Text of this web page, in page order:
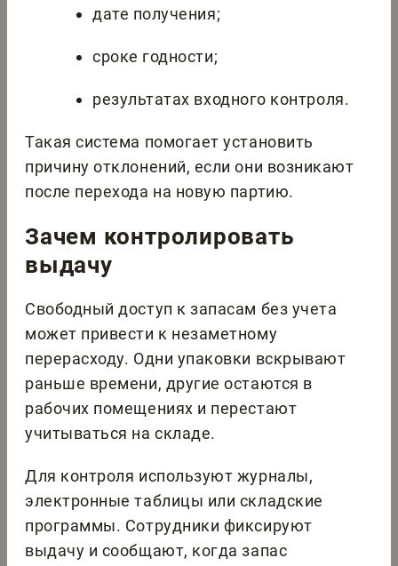
дате получения;
сроке годности;
результатах входного контроля.
Такая система помогает установить
причину отклонений, если они возникают
после перехода на новую партию.
Зачем контролировать
выдачу
Свободный доступ к запасам без учета
может привести к незаметному
перерасходу. Одни упаковки вскрывают
раньше времени, другие остаются в
рабочих помещениях и перестают
учитываться на складе.
Для контроля используют журналы,
электронные таблицы или складские
программы. Сотрудники фиксируют
выдачу и сообщают, когда запас